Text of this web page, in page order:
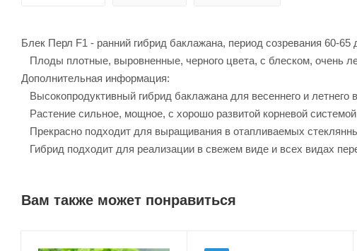
Блек Перл F1 - ранний гибрид баклажана, период созревания 60-65
Плоды плотные, выровненные, черного цвета, с блеском, очень
Дополнительная информация:
Высокопродуктивный гибрид баклажана для весеннего и летнего
Растение сильное, мощное, с хорошо развитой корневой
Прекрасно подходит для выращивания в отапливаемых
Гибрид подходит для реализации в свежем виде и всех видах
Вам также может понравиться